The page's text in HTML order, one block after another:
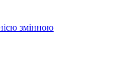
змінною